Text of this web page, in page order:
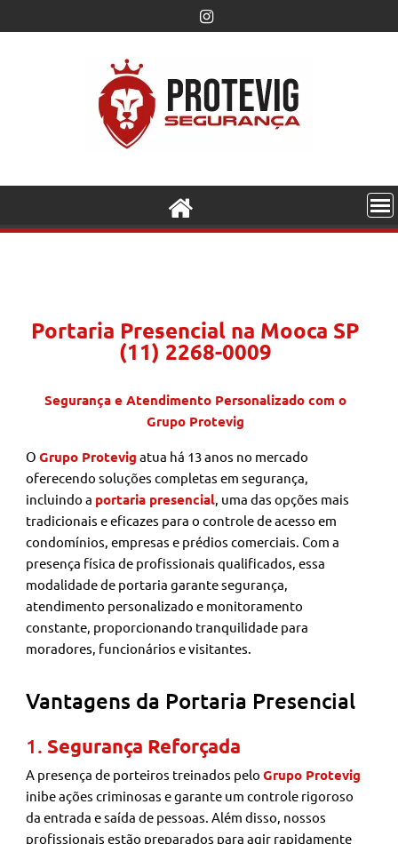
Portaria Presencial na Mooca SP
(11) 2268-0009
Segurança e Atendimento Personalizado com o
Grupo Protevig
OGrupo Protevig atua há 13 anos no mercado
oferecendo soluções completas em segurança,
incluindo a portaria presencial , uma das opções mais
tradicionais e eficazes para o controle de acesso em
condomínios, empresas e prédios comerciais. Com a
presença física de profissionais qualificados, essa
modalidade de portaria garante segurança,
atendimento personalizado e monitoramento
constante, proporcionando tranquilidade para
moradores, funcionários e visitantes.
Vantagens da Portaria Presencial
1. Segurança Reforçada
A presença de porteiros treinados peloGrupo Protevig
inibe ações criminosas e garante um controle rigoroso
da entrada e saída de pessoas. Além disso, nossos
profissionais estão preparados para agir rapidamente